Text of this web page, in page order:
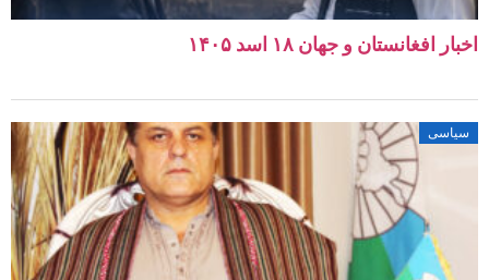
اخبار افغانستان و جهان ۱۸ اسد ۱۴۰۵
سیاسی